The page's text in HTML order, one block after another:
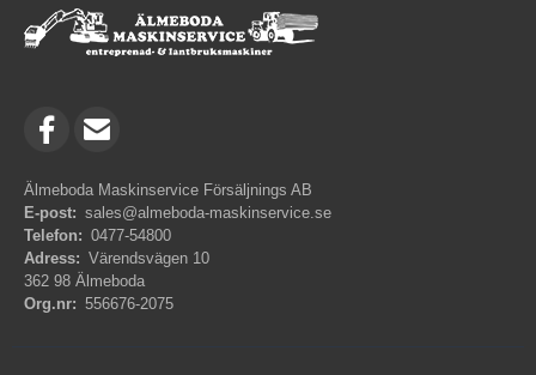
Älmeboda Maskinservice Försäljnings AB
E-post: sales@almeboda-maskinservice.se
Telefon: 0477-54800
Adress: Värendsvägen 10
362 98 Älmeboda
Org.nr: 556676-2075